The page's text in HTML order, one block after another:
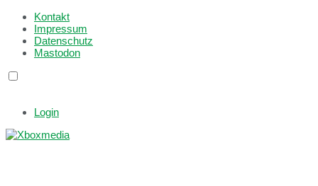
Kontakt
Impressum
Datenschutz
Mastodon
Login